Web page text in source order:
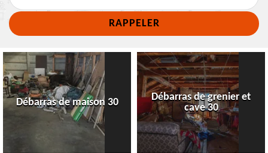
Débarras de maison 30
Débarras de grenier et
cave 30